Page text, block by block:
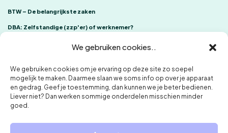
We gebruiken cookies..
We gebruiken cookies om je ervaring op deze site zo soepel
mogelijk te maken. Daarmee slaan we soms info op over je apparaat
en gedrag. Geef je toestemming, dan kunnen we je beter bedienen.
Liever niet? Dan werken sommige onderdelen misschien minder
goed.
BTW – De belangrijkste zaken
DBA: Zelfstandige (zzp'er) of werknemer?
ONE Accountants
Privacybeleid en cookies